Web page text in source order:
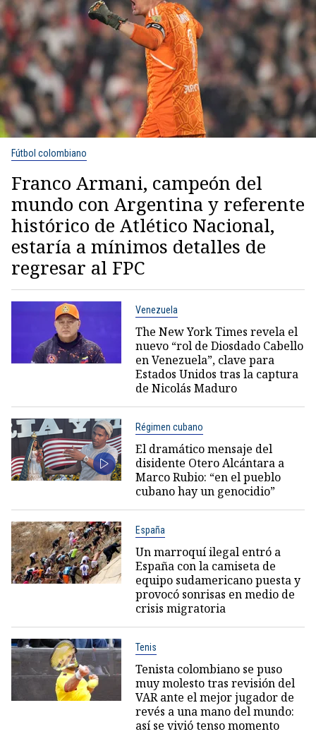
Fútbol colombiano
Franco Armani, campeón del
mundo con Argentina y referente
histórico de Atlético Nacional,
estaría a mínimos detalles de
regresar al FPC
Venezuela
The New York Times revela el
nuevo “rol de Diosdado Cabello
en Venezuela”, clave para
Estados Unidos tras la captura
de Nicolás Maduro
Régimen cubano
El dramático mensaje del
disidente Otero Alcántara a
Marco Rubio: “en el pueblo
cubano hay un genocidio”
España
Un marroquí ilegal entró a
España con la camiseta de
equipo sudamericano puesta y
provocó sonrisas en medio de
crisis migratoria
Tenis
Tenista colombiano se puso
muy molesto tras revisión del
VAR ante el mejor jugador de
revés a una mano del mundo:
así se vivió tenso momento